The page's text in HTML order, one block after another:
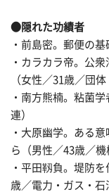
●隠れた功績者
・前島密。郵便の
・カラカラ帝。公
（女性／31歳／団
・南方熊楠。粘菌
連）
・大原幽学。ある
ら（男性／43歳／機
・平田靱負。堤防
歳／電力・ガス・石